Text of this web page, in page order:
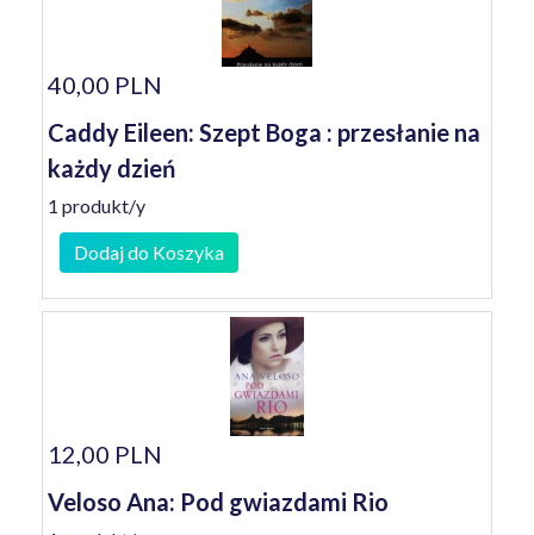
40,00 PLN
Caddy Eileen: Szept Boga : przesłanie na
każdy dzień
1 produkt/y
Dodaj do Koszyka
12,00 PLN
Veloso Ana: Pod gwiazdami Rio